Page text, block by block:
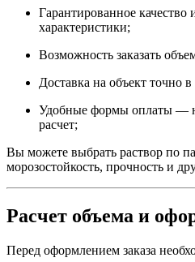
Гарантированное качество
характеристики;
Возможность заказать
Доставка на объект точно
Удобные формы оплаты —
расчет;
Вы можете выбрать раствор по
морозостойкость, прочность и
Расчет объема и
Перед оформлением заказа